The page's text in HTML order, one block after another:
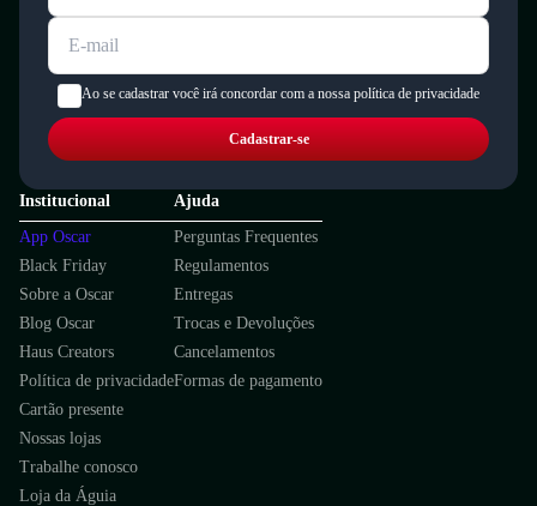
Ao se cadastrar você irá concordar com a nossa política de privacidade
Cadastrar-se
Institucional
App Oscar
Black Friday
Sobre a Oscar
Blog Oscar
Haus Creators
Política de privacidade
Cartão presente
Nossas lojas
Trabalhe conosco
Loja da Águia
Ajuda
Perguntas Frequentes
Regulamentos
Entregas
Trocas e Devoluções
Cancelamentos
Formas de pagamento